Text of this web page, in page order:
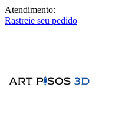
Atendimento:
Rastreie seu pedido